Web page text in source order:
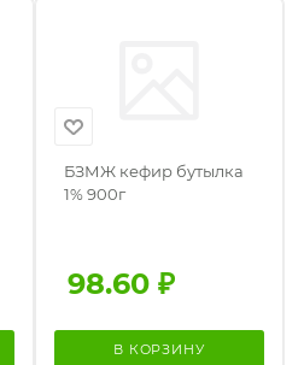
БЗМЖ кефир бутылка
1% 900г
98.60₽
В КОРЗИНУ